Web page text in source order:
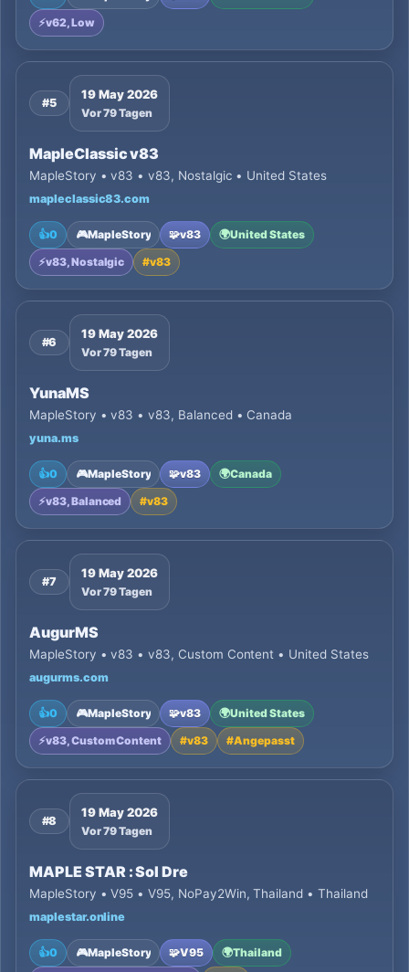
⚡v62, Low
#5
19 May 2026
Vor 79 Tagen
MapleClassic v83
MapleStory • v83 • v83, Nostalgic • United States
mapleclassic83.com
👍0 🎮MapleStory 🧩v83 🌍United States
⚡v83, Nostalgic #v83
#6
19 May 2026
Vor 79 Tagen
YunaMS
MapleStory • v83 • v83, Balanced • Canada
yuna.ms
👍0 🎮MapleStory 🧩v83 🌍Canada
⚡v83, Balanced #v83
#7
19 May 2026
Vor 79 Tagen
AugurMS
MapleStory • v83 • v83, Custom Content • United States
augurms.com
👍0 🎮MapleStory 🧩v83 🌍United States
⚡v83, Custom Content #v83 #Angepasst
#8
19 May 2026
Vor 79 Tagen
MAPLE STAR : Sol Dre
MapleStory • V95 • V95, NoPay2Win, Thailand • Thailand
maplestar.online
👍0 🎮MapleStory 🧩V95 🌍Thailand